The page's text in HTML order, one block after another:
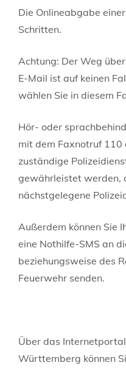
Die Onlineabgabe
Schritten.
Achtung: Der Weg
E-Mail ist auf keinen
wählen Sie in diesem
Hör- oder
mit dem Faxnotruf
zuständige
gewährleistet werden,
nächstgelegene
Außerdem können Sie
eine Nothilfe-SMS an
beziehungsweise des
Feuerwehr senden.
Über das
Württemberg können